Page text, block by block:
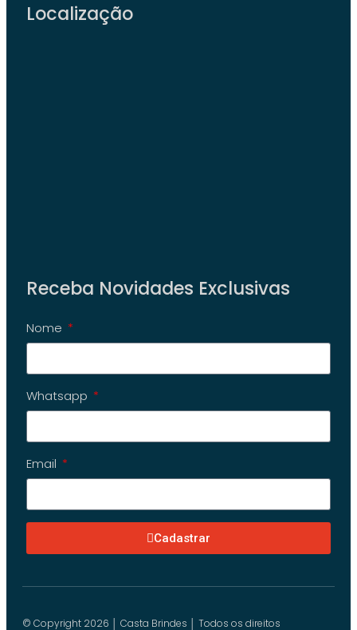
Localização
Receba Novidades Exclusivas
Nome
Whatsapp
Email
Cadastrar
© Copyright 2026 │ Casta Brindes │ Todos os direitos